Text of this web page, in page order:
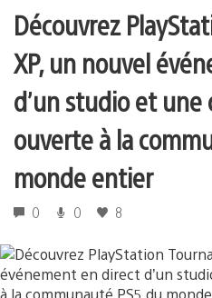
Découvrez
XP, un nouvel
d’un studio et
ouverte à la
monde entier
0 0 8